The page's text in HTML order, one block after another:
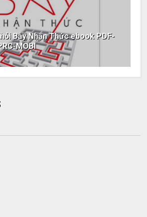
Bẫy Nhận Thức ebook PDF-
MOBI